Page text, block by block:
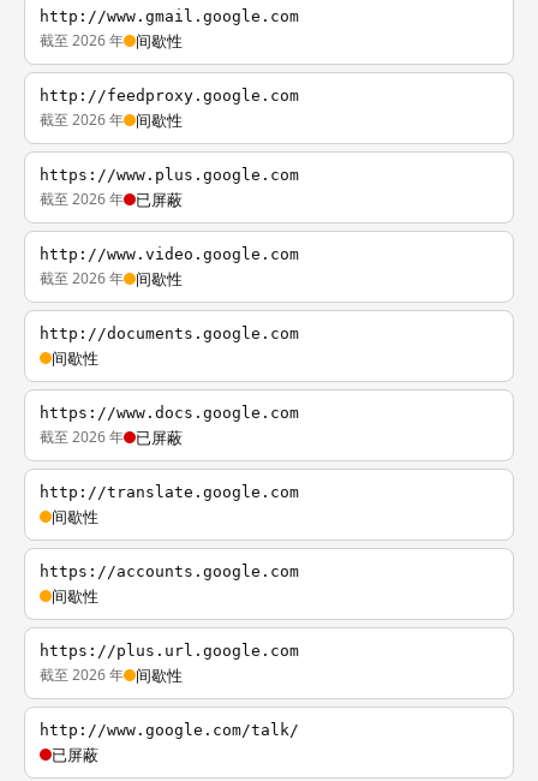
http://www.gmail.google.com
截至 2026 年 间歇性
http://feedproxy.google.com
截至 2026 年 间歇性
https://www.plus.google.com
截至 2026 年 已屏蔽
http://www.video.google.com
截至 2026 年 间歇性
http://documents.google.com
间歇性
https://www.docs.google.com
截至 2026 年 已屏蔽
http://translate.google.com
间歇性
https://accounts.google.com
间歇性
https://plus.url.google.com
截至 2026 年 间歇性
http://www.google.com/talk/
已屏蔽